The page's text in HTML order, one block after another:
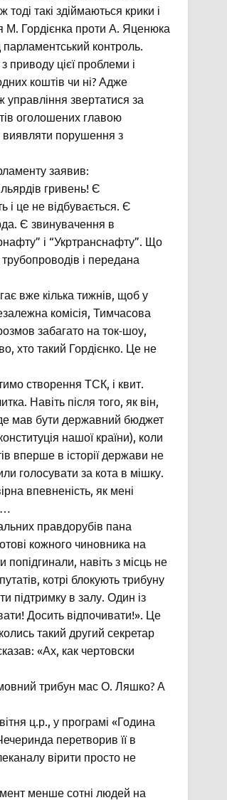
такі здіймаються крики і
М. Гордієнка проти А. Яценюка
контроль.
приводу цієї проблеми і
коштів чи ні? Адже
звертатися за
оголошених главою
виявляти порушення з
заявив:
гривень! Є
і це не відбувається. Є
Є звинувачення в
і “Укртранснафту”. Що
і передана
вже кілька тижнів, щоб у
комісія, Тимчасова
забагато на ток-шоу,
хто такий Гордієнко. Це не
створення ТСК, і квит.
Навіть після того, як він,
мав бути державний бюджет
нашої країни), коли
вперше в історії держави не
голосувати за кота в мішку.
впевненість, як мені
правдорубів пана
кожного чиновника на
попідгинали, навіть з місць не
котрі блокують трибуну
підтримку в залу. Один із
Досить відпочивати!». Це
такий другий секретар
«Ах, как чертовски
трибун мас О. Ляшко? А
ц.р., у програмі «Година
перетворив її в
вірити просто не
менше сотні людей на